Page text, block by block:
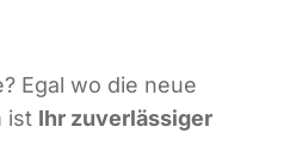
Egal wo die neue
ist Ihr zuverlässiger